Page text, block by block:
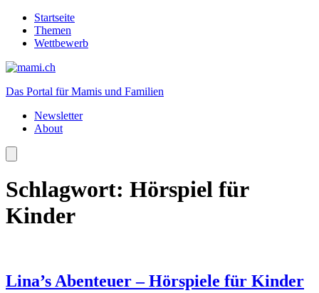
Startseite
Themen
Wettbewerb
Das Portal für Mamis und Familien
Newsletter
About
Schlagwort: Hörspiel für
Kinder
Lina’s Abenteuer – Hörspiele für Kinder